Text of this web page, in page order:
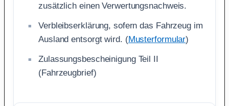
zusätzlich einen Verwertungsnachweis.
Verbleibserklärung, sofern das Fahrzeug im
Ausland entsorgt wird. (Musterformular)
Zulassungsbescheinigung Teil II
(Fahrzeugbrief)